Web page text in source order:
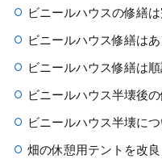
ビニールハウスの修繕
ビニールハウス修繕は
ビニールハウス修繕は
ビニールハウス半壊後
ビニールハウス半壊につ
畑の休憩用テントを改良